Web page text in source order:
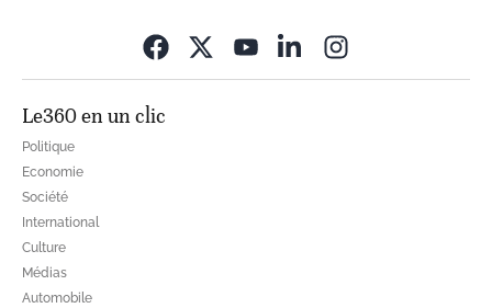
Le360 en un clic
Politique
Economie
Société
International
Culture
Médias
Automobile